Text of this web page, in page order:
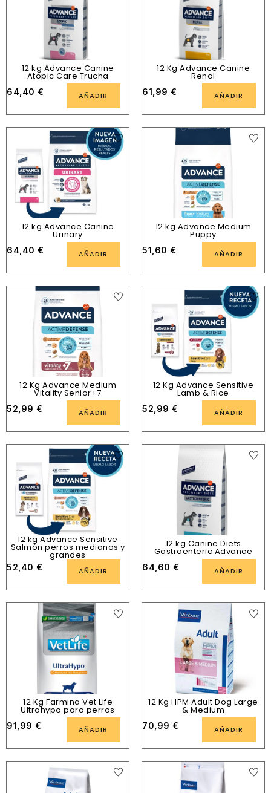
12 kg Advance Canine
Atopic Care Trucha
64,40 € AÑADIR
12 Kg Advance Canine
Renal
61,99 € AÑADIR
12 kg Advance Canine
Urinary
64,40 € AÑADIR
12 kg Advance Medium
Puppy
51,60 € AÑADIR
12 Kg Advance Medium
Vitality Senior+7
52,99 € AÑADIR
12 Kg Advance Sensitive
Lamb & Rice
52,99 € AÑADIR
12 kg Advance Sensitive
Salmón perros medianos y
grandes
52,40 € AÑADIR
12 kg Canine Diets
Gastroenteric Advance
64,60 € AÑADIR
12 Kg Farmina Vet Life
Ultrahypo para perros
91,99 € AÑADIR
12 Kg HPM Adult Dog Large
& Medium
70,99 € AÑADIR